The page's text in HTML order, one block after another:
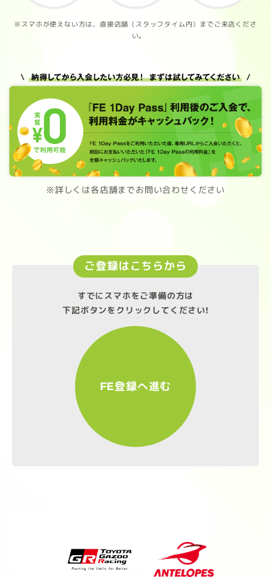
※スマホが使えない方は、直接店舗（スタッフタイム内）までご来店くださ
い。
※詳しくは各店舗までお問い合わせください
ご登録はこちらから
すでにスマホをご準備の方は
下記ボタンをクリックしてください!
FE登録へ進む